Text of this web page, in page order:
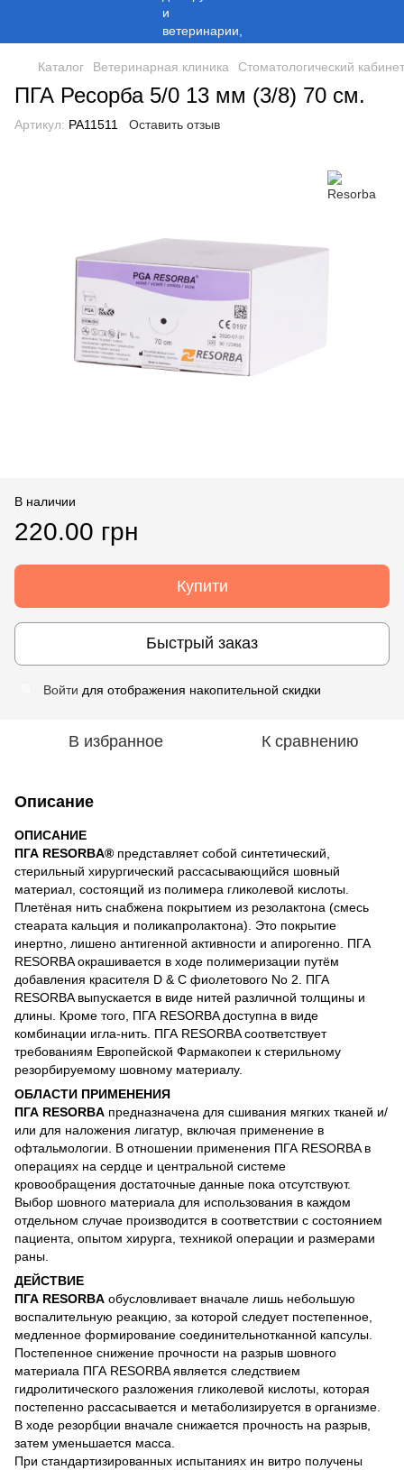
Каталог Ветеринарная клиника Стоматологический кабинет
ПГА Ресорба 5/0 13 мм (3/8) 70 см.
Артикул: PA11511 Оставить отзыв
В наличии
220.00 грн
Купити
Быстрый заказ
Войти для отображения накопительной скидки
В избранное К сравнению
Описание
ОПИСАНИЕ
ПГА RESORBA® представляет собой синтетический,
стерильный хирургический рассасывающийся шовный
материал, состоящий из полимера гликолевой кислоты.
Плетёная нить снабжена покрытием из резолактона (смесь
стеарата кальция и поликапролактона). Это покрытие
инертно, лишено антигенной активности и апирогенно. ПГА
RESORBA окрашивается в ходе полимеризации путём
добавления красителя D & C фиолетового No 2. ПГА
RESORBA выпускается в виде нитей различной толщины и
длины. Кроме того, ПГА RESORBA доступна в виде
комбинации игла-нить. ПГА RESORBA соответствует
требованиям Европейской Фармакопеи к стерильному
резорбируемому шовному материалу.
ОБЛАСТИ ПРИМЕНЕНИЯ
ПГА RESORBA предназначена для сшивания мягких тканей и/
или для наложения лигатур, включая применение в
офтальмологии. В отношении применения ПГА RESORBA в
операциях на сердце и центральной системе
кровообращения достаточные данные пока отсутствуют.
Выбор шовного материала для использования в каждом
отдельном случае производится в соответствии с состоянием
пациента, опытом хирурга, техникой операции и размерами
раны.
ДЕЙСТВИЕ
ПГА RESORBA обусловливает вначале лишь небольшую
воспалительную реакцию, за которой следует постепенное,
медленное формирование соединительнотканной капсулы.
Постепенное снижение прочности на разрыв шовного
материала ПГА RESORBA является следствием
гидролитического разложения гликолевой кислоты, которая
постепенно рассасывается и метаболизируется в организме.
В ходе резорбции вначале снижается прочность на разрыв,
затем уменьшается масса.
При стандартизированных испытаниях ин витро получены